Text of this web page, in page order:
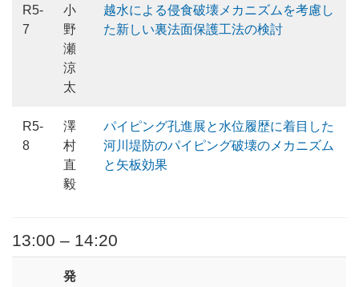
R5-
7
小
野
瀬
涼
太
越水による侵食破壊メカニズムを考慮し
た新しい裏法面保護工法の検討
R5-
8
澤
村
直
毅
パイピング孔進展と水位履歴に着目した
河川堤防のパイピング破壊のメカニズム
と矢板効果
13:00 – 14:20
発